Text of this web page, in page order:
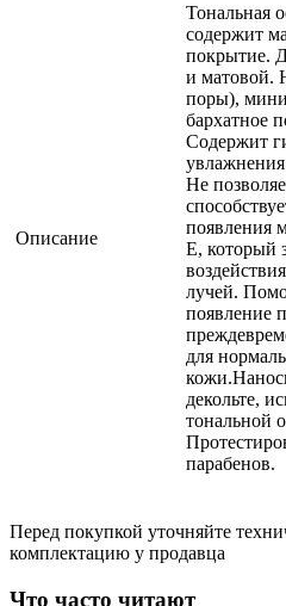
Описание
Тональная
содержит
покрытие.
и матовой.
поры),
бархатное
Содержит
Не
появления
Е, который
лучей.
появление
для
декольте,
тональной
парабенов.
Перед покупкой уточняйте
комплектацию у продавца
Что часто читают